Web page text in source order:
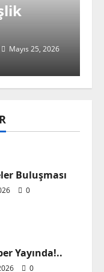
Mayıs 25, 2026
Mayıs 18, 2026
Buluşması
0
Yayında!..
0